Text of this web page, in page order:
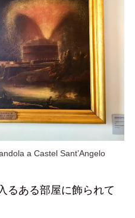
a Castel Sant’Angelo
るある部屋に飾られて